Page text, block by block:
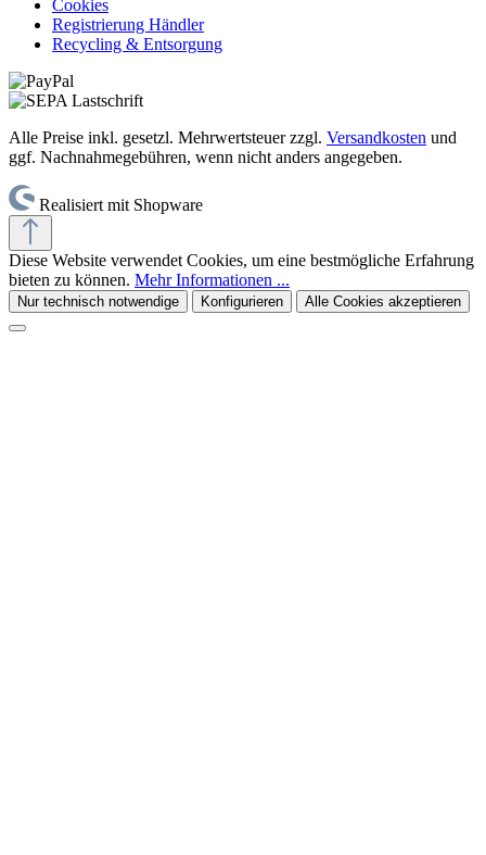
Cookies
Registrierung Händler
Recycling & Entsorgung
Alle Preise inkl. gesetzl. Mehrwertsteuer zzgl. Versandkosten und
ggf. Nachnahmegebühren, wenn nicht anders angegeben.
Realisiert mit Shopware
Diese Website verwendet Cookies, um eine bestmögliche Erfahrung
bieten zu können. Mehr Informationen ...
Nur technisch notwendige Konfigurieren Alle Cookies akzeptieren